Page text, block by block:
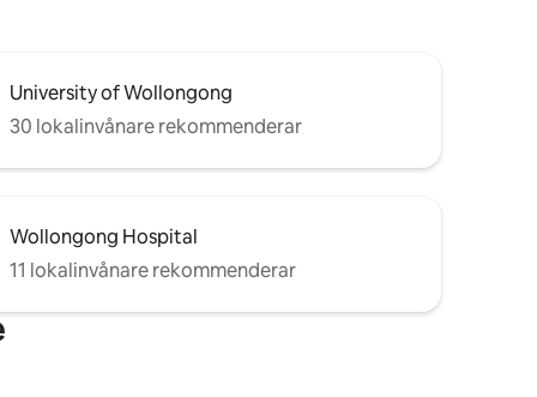
University of Wollongong
30 lokalinvånare rekommenderar
Wollongong Hospital
11 lokalinvånare rekommenderar